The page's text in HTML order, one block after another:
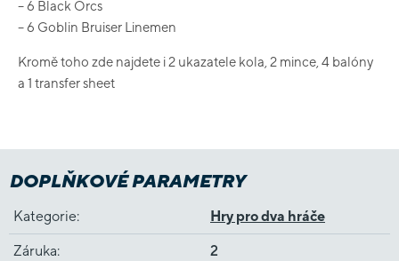
– 6 Black Orcs
– 6 Goblin Bruiser Linemen
Kromě toho zde najdete i 2 ukazatele kola, 2 mince, 4 balóny
a 1 transfer sheet
DOPLŇKOVÉ PARAMETRY
Kategorie: Hry pro dva hráče
Záruka: 2